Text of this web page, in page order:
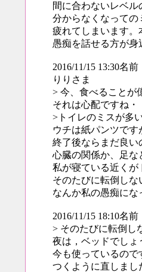
間に合わないレベ
分からなくなっての
疲れてしまいます。
愚痴を話せる方が身
2016/11/15 13:30名
りりさま
> 今、食べることが
それは心配ですね・
>トイレのミスが多
ウチは紙パンツで
終了後ならまだ良い
心臓の関係か、足な
私が寝ている近くが
そのたびに転倒しな
なんか私の愚痴にな
2016/11/15 18:10名
> そのたびに転倒し
夜は，ベッドでしょ
今も使っているので
つくように直しまし